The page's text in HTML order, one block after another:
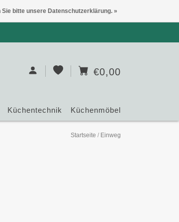
€0,00
Küchentechnik Küchenmöbel
Startseite / Einweg
bitte unsere Datenschutzerklärung. »